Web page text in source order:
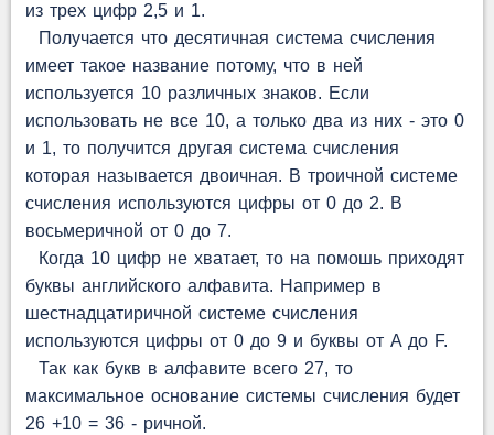
из трех цифр 2,5 и 1.
Получается что десятичная система счисления
имеет такое название потому, что в ней
используется 10 различных знаков. Если
использовать не все 10, а только два из них - это 0
и 1, то получится другая система счисления
которая называется двоичная. В троичной системе
счисления используются цифры от 0 до 2. В
восьмеричной от 0 до 7.
Когда 10 цифр не хватает, то на помошь приходят
буквы английского алфавита. Например в
шестнадцатиричной системе счисления
используются цифры от 0 до 9 и буквы от A до F.
Так как букв в алфавите всего 27, то
максимальное основание системы счисления будет
26 +10 = 36 - ричной.